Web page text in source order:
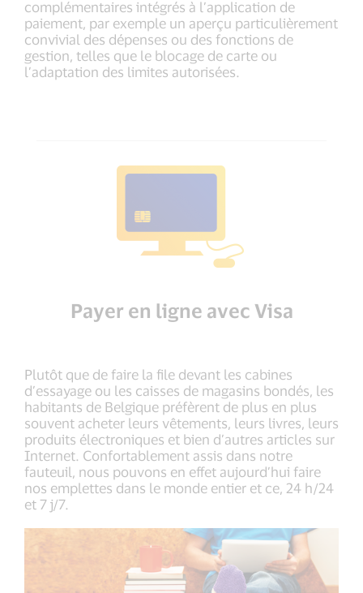
complémentaires intégrés à l’application de
paiement, par exemple un aperçu particulièrement
convivial des dépenses ou des fonctions de
gestion, telles que le blocage de carte ou
l’adaptation des limites autorisées.
Payer en ligne avec Visa
Plutôt que de faire la file devant les cabines
d’essayage ou les caisses de magasins bondés, les
habitants de Belgique préfèrent de plus en plus
souvent acheter leurs vêtements, leurs livres, leurs
produits électroniques et bien d’autres articles sur
Internet. Confortablement assis dans notre
fauteuil, nous pouvons en effet aujourd’hui faire
nos emplettes dans le monde entier et ce, 24 h/24
et 7 j/7.